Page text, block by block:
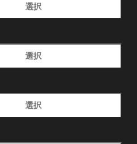
選択
選択
選択